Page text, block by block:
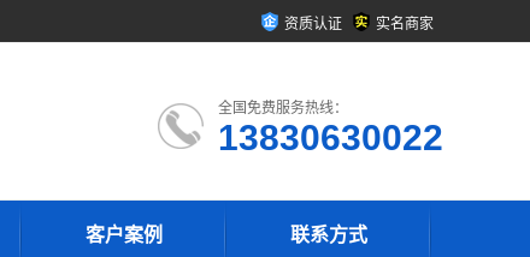
资质认证 实名商家
全国免费服务热线：
13830630022
客户案例 联系方式